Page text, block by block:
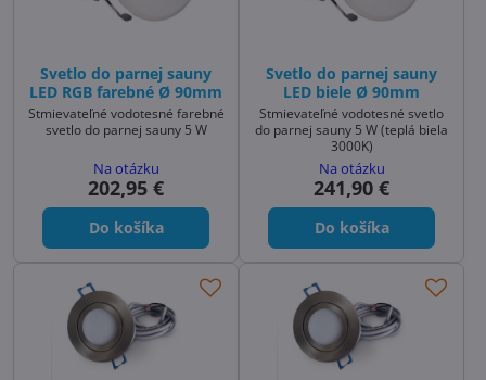
Svetlo do parnej sauny
LED RGB farebné Ø 90mm
Stmievateľné vodotesné farebné
svetlo do parnej sauny 5 W
Na otázku
202,95 €
Do košíka
Svetlo do parnej sauny
LED biele Ø 90mm
Stmievateľné vodotesné svetlo
do parnej sauny 5 W (teplá biela
3000K)
Na otázku
241,90 €
Do košíka